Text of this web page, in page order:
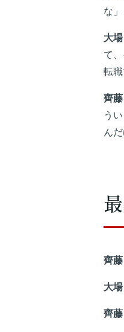
な」
大場
て
転
齊藤
う
ん
齊藤
大場
齊藤